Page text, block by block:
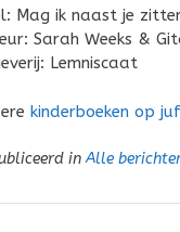
Mag ik naast je
Sarah Weeks &
Lemniscaat
kinderboeken op
inAlle